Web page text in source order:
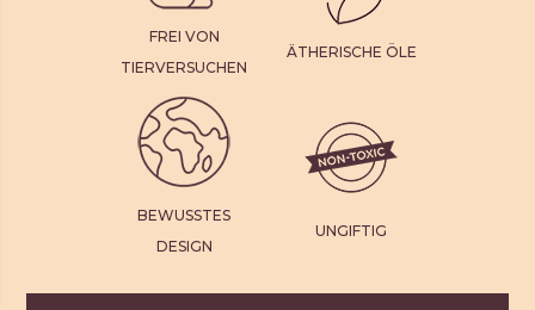
FREI VON
TIERVERSUCHEN
ÄTHERISCHE ÖLE
BEWUSSTES
DESIGN
UNGIFTIG